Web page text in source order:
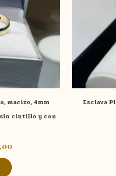
macizo, 4mm
cintillo y con
se
pueden
elegir
la
página
de
producto
Esclava